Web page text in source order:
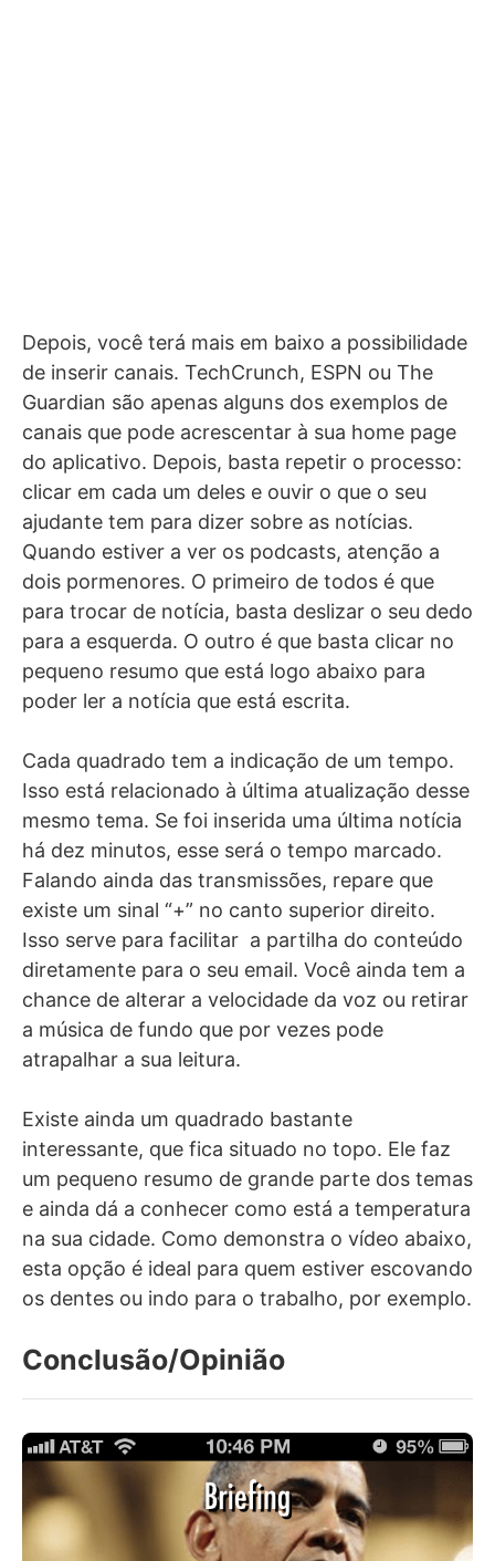
Depois, você terá mais em baixo a possibilidade
de inserir canais. TechCrunch, ESPN ou The
Guardian são apenas alguns dos exemplos de
canais que pode acrescentar à sua home page
do aplicativo. Depois, basta repetir o processo:
clicar em cada um deles e ouvir o que o seu
ajudante tem para dizer sobre as notícias.
Quando estiver a ver os podcasts, atenção a
dois pormenores. O primeiro de todos é que
para trocar de notícia, basta deslizar o seu dedo
para a esquerda. O outro é que basta clicar no
pequeno resumo que está logo abaixo para
poder ler a notícia que está escrita.
Cada quadrado tem a indicação de um tempo.
Isso está relacionado à última atualização desse
mesmo tema. Se foi inserida uma última notícia
há dez minutos, esse será o tempo marcado.
Falando ainda das transmissões, repare que
existe um sinal “+” no canto superior direito.
Isso serve para facilitar a partilha do conteúdo
diretamente para o seu email. Você ainda tem a
chance de alterar a velocidade da voz ou retirar
a música de fundo que por vezes pode
atrapalhar a sua leitura.
Existe ainda um quadrado bastante
interessante, que fica situado no topo. Ele faz
um pequeno resumo de grande parte dos temas
e ainda dá a conhecer como está a temperatura
na sua cidade. Como demonstra o vídeo abaixo,
esta opção é ideal para quem estiver escovando
os dentes ou indo para o trabalho, por exemplo.
Conclusão/Opinião